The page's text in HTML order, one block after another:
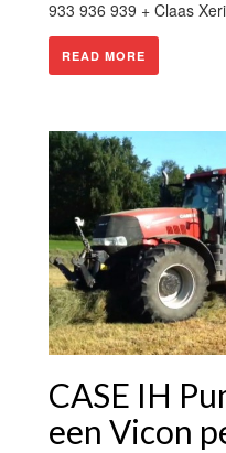
933 936 939 + Claas
READ MORE
CASE IH
een Vicon